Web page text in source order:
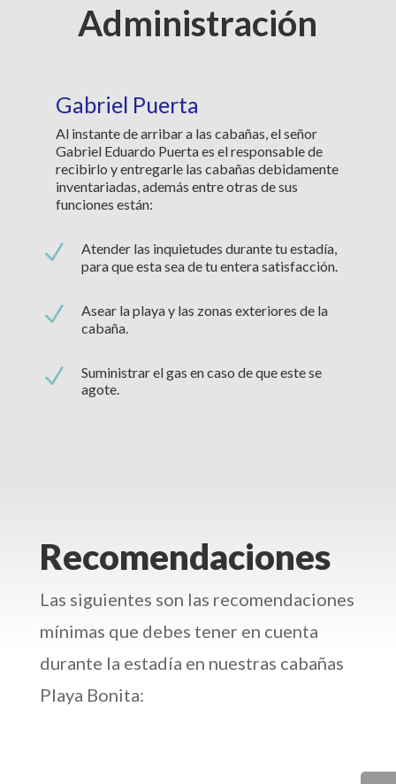
Administración
Gabriel Puerta
Al instante de arribar a las cabañas, el señor
Gabriel Eduardo Puerta es el responsable de
recibirlo y entregarle las cabañas debidamente
inventariadas, además entre otras de sus
funciones están:
N
Atender las inquietudes durante tu estadía,
para que esta sea de tu entera satisfacción.
N
Asear la playa y las zonas exteriores de la
cabaña.
N
Suministrar el gas en caso de que este se
agote.
Recomendaciones
Las siguientes son las recomendaciones
mínimas que debes tener en cuenta
durante la estadía en nuestras cabañas
Playa Bonita: